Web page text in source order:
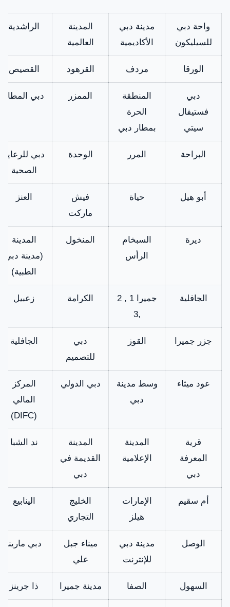
واحة دبي
للسيليكون
مدينة دبي
الأكاديمية
المدينة
العالمية
الراشدية
الورقا مردف القرهود القصيص
دبي
فستيفال
سيتي
المنطقة
الحرة
بمطار دبي
الممزر دبي المطار
البراحة المرر الوحدة
دبي للرعاية
الصحية
أبو هيل حياة
فيش
ماركت
العنز
ديرة
السبخام
الرأس
المنخول
المدينة
(مدينة دبي
الطبية)
الجافلية
جميرا 1 , 2
,3
الكرامة زعبيل
جزر جميرا القوز
دبي
للتصميم
الجافلية
عود ميثاء
وسط مدينة
دبي
دبي الدولي
المركز
المالي
(DIFC)
قرية
المعرفة
دبي
المدينة
الإعلامية
المدينة
القديمة في
دبي
ند الشبا
أم سقيم
الإمارات
هيلز
الخليج
التجاري
الينابيع
الوصل
مدينة دبي
للإنترنت
ميناء جبل
علي
دبي مارينا
السهول الصفا مدينة جميرا ذا جرينز